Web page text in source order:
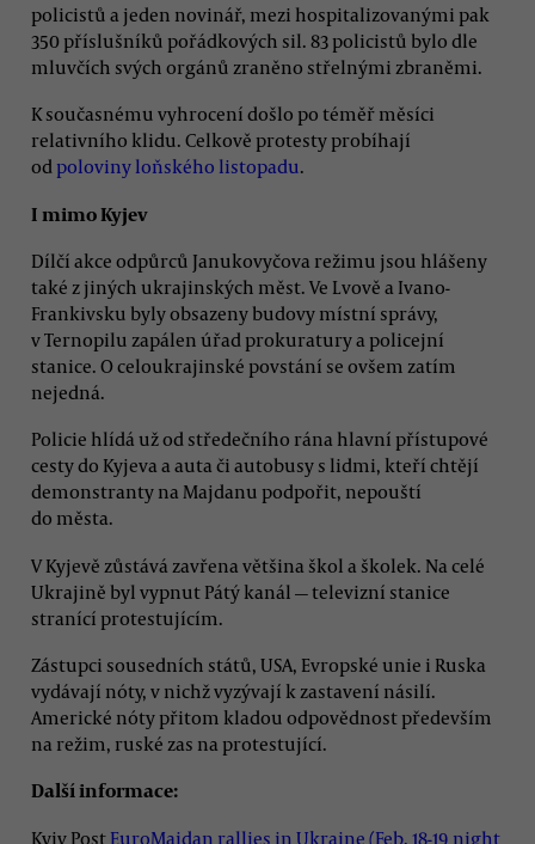
policistů a jeden novinář, mezi hospitalizovanými pak
350 příslušníků pořádkových sil. 83 policistů bylo dle
mluvčích svých orgánů zraněno střelnými zbraněmi.
K současnému vyhrocení došlo po téměř měsíci
relativního klidu. Celkově protesty probíhají
od poloviny loňského listopadu.
I mimo Kyjev
Dílčí akce odpůrců Janukovyčova režimu jsou hlášeny
také z jiných ukrajinských měst. Ve Lvově a Ivano-
Frankivsku byly obsazeny budovy místní správy,
v Ternopilu zapálen úřad prokuratury a policejní
stanice. O celoukrajinské povstání se ovšem zatím
nejedná.
Policie hlídá už od středečního rána hlavní přístupové
cesty do Kyjeva a auta či autobusy s lidmi, kteří chtějí
demonstranty na Majdanu podpořit, nepouští
do města.
V Kyjevě zůstává zavřena většina škol a školek. Na celé
Ukrajině byl vypnut Pátý kanál — televizní stanice
stranící protestujícím.
Zástupci sousedních států, USA, Evropské unie i Ruska
vydávají nóty, v nichž vyzývají k zastavení násilí.
Americké nóty přitom kladou odpovědnost především
na režim, ruské zas na protestující.
Další informace:
Kyiv Post EuroMaidan rallies in Ukraine (Feb. 18-19 night